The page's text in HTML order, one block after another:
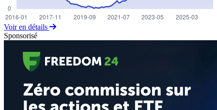
Voir en détails
Sponsorisé